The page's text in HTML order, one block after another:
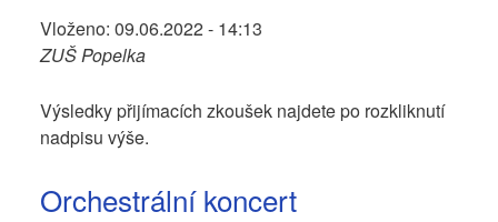
Vloženo: 09.06.2022 - 14:13
ZUŠ Popelka
Výsledky přijímacích zkoušek najdete po rozkliknutí
nadpisu výše.
Orchestrální koncert